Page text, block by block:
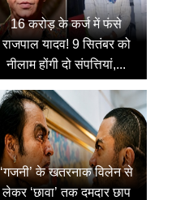
16 करोड़ के कर्ज में फंसे
राजपाल यादव! 9 सितंबर को
नीलाम होंगी दो संपत्तियां,...
‘गजनी’ के खतरनाक विलेन से
लेकर ‘छावा’ तक दमदार छाप